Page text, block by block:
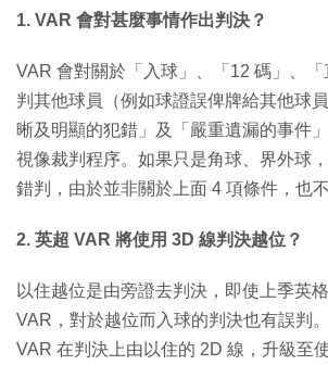
1. VAR 會對甚麼事情作出判決？
VAR 會對關於「入球」、「12 碼」、
判其他球員（例如球證誤俾牌給其他球
晰及明顯的犯錯」及「嚴重遺漏的事件
視像裁判程序。如果只是角球、界外球
錯判，由於並非關於上面 4 項條件，也
2. 英超 VAR 將使用 3D 線判決越位？
以住越位是由旁證去判決，即使上季英
VAR，對於越位而入球的判決也有誤判
VAR 在判決上由以住的 2D 線，升級至